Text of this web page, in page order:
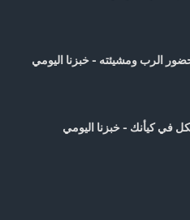
الرب ومشيئته - خبزنا اليومي
في كيأنك - خبزنا اليومي